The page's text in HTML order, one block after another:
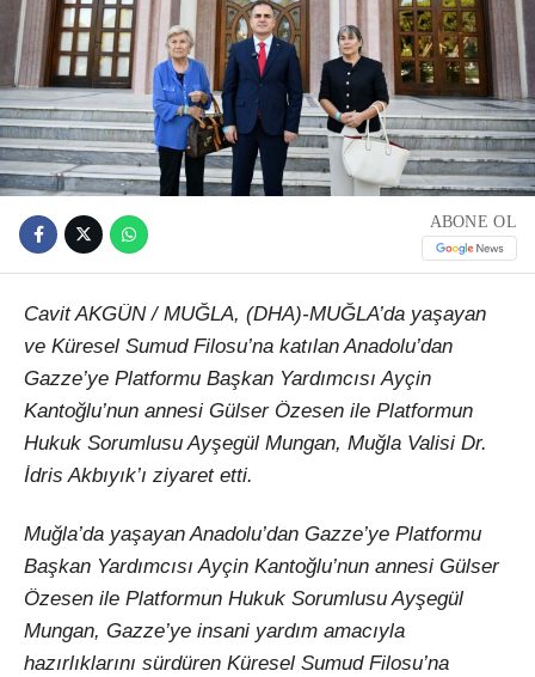
ABONE OL
Cavit AKGÜN / MUĞLA, (DHA)-MUĞLA’da yaşayan
ve Küresel Sumud Filosu’na katılan Anadolu’dan
Gazze’ye Platformu Başkan Yardımcısı Ayçin
Kantoğlu’nun annesi Gülser Özesen ile Platformun
Hukuk Sorumlusu Ayşegül Mungan, Muğla Valisi Dr.
İdris Akbıyık’ı ziyaret etti.
Muğla’da yaşayan Anadolu’dan Gazze’ye Platformu
Başkan Yardımcısı Ayçin Kantoğlu’nun annesi Gülser
Özesen ile Platformun Hukuk Sorumlusu Ayşegül
Mungan, Gazze’ye insani yardım amacıyla
hazırlıklarını sürdüren Küresel Sumud Filosu’na